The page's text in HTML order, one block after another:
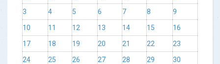
3 4 5 6 7 8 9
10 11 12 13 14 15 16
17 18 19 20 21 22 23
24 25 26 27 28 29 30